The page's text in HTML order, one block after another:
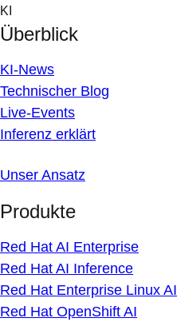
Skip
to
content
KI
Überblick
KI-News
Technischer Blog
Live-Events
Inferenz erklärt
Unser Ansatz
Produkte
Red Hat AI Enterprise
Red Hat AI Inference
Red Hat Enterprise Linux AI
Red Hat OpenShift AI